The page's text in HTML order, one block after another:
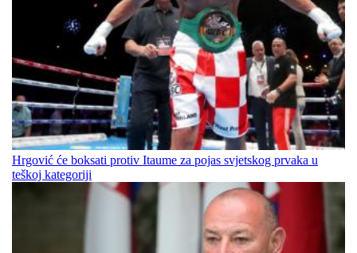
Hrgović će boksati protiv Itaume za pojas svjetskog prvaka u
teškoj kategoriji